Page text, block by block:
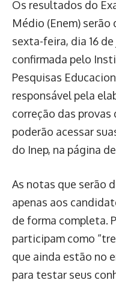
Os resultados do
Médio (Enem)
sexta-feira, dia 16
confirmada pelo
Pesquisas
responsável pela
correção das
poderão acessar
do Inep, na página
As notas que serão
apenas aos
de forma completa.
participam como
que ainda estão no
para testar seus